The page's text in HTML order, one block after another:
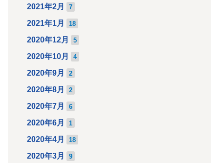
2021年2月 7
2021年1月 18
2020年12月 5
2020年10月 4
2020年9月 2
2020年8月 2
2020年7月 6
2020年6月 1
2020年4月 18
2020年3月 9